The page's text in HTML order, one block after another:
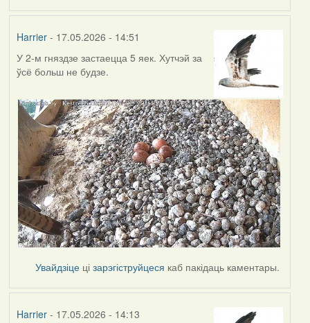
Harrier- 17.05.2026 - 14:51
У 2-м гняздзе застаецца 5 яек. Хутчэй за
ўсё больш не будзе.
Увайдзіце цізарэгіструйцеся каб пакідаць каментары.
Harrier- 17.05.2026 - 14:13